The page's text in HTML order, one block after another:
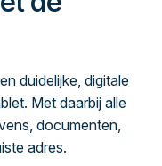
duidelijke, digitale
Met daarbij alle
documenten,
adres.